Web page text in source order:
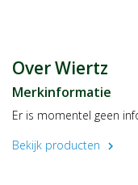
Over Wiertz
Merkinformatie
Er is momentel geen
Bekijk producten
chevron_right